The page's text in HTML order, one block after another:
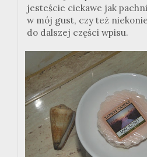
jesteście ciekawe jak
w mój gust, czy też
do dalszej części wpisu.